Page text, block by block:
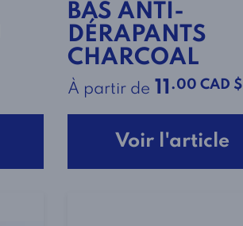
BAS ANTI-
DÉRAPANTS
CHARCOAL
À partir de 11 .00 CAD $
Voir l'article